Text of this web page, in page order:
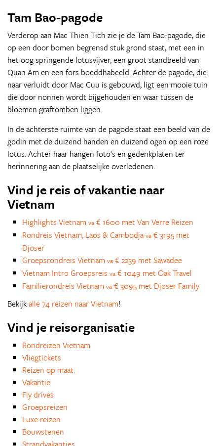
Tam Bao-pagode
Verderop aan Mac Thien Tich zie je de Tam Bao-pagode, die
op een door bomen begrensd stuk grond staat, met een in
het oog springende lotusvijver, een groot standbeeld van
Quan Am en een fors boeddhabeeld. Achter de pagode, die
naar verluidt door Mac Cuu is gebouwd, ligt een mooie tuin
die door nonnen wordt bijgehouden en waar tussen de
bloemen graftomben liggen.
In de achterste ruimte van de pagode staat een beeld van de
godin met de duizend handen en duizend ogen op een roze
lotus. Achter haar hangen foto's en gedenkplaten ter
herinnering aan de plaatselijke overledenen.
Vind je reis of vakantie naar
Vietnam
Highlights Vietnam va € 1600 met Van Verre Reizen
Rondreis Vietnam, Laos & Cambodja va € 3195 met
Djoser
Groepsrondreis Vietnam va € 2239 met Sawadee
Vietnam Intro Groepsreis va € 1049 met Oak Travel
Familierondreis Vietnam va € 3095 met Djoser Family
Bekijkalle 74 reizen naar Vietnam!
Vind je reisorganisatie
Rondreizen Vietnam
Vliegtickets
Reizen op maat
Vakantie
Fly drives
Groepsreizen
Luxe reizen
Bouwstenen